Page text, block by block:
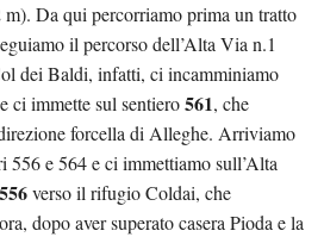
m). Da qui percorriamo prima un tratto
il percorso dell’Alta Via n.1
dei Baldi, infatti, ci incamminiamo
ci immette sul sentiero561, che
forcella di Alleghe. Arriviamo
556 e 564 e ci immettiamo sull’Alta
556verso il rifugio Coldai, che
dopo aver superato casera Pioda e la